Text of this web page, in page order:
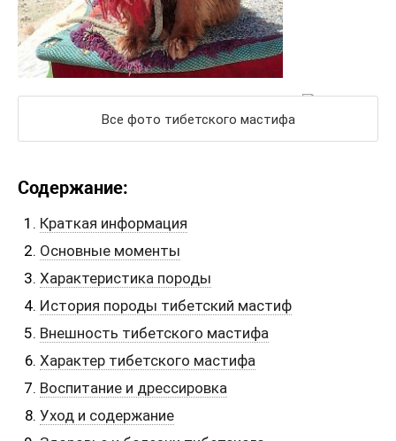
Все фото тибетского мастифа
Содержание:
Краткая информация
Основные моменты
Характеристика породы
История породы тибетский мастиф
Внешность тибетского мастифа
Характер тибетского мастифа
Воспитание и дрессировка
Уход и содержание